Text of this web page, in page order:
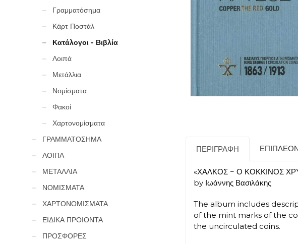
ΠΕΡΙΓΡΑΦΉ
«ΧΑΛΚΟΣ − Ο ΚΟΚΚΙΝΟΣ
by Ιωάννης Βασιλάκης
The album includes
of the mint marks of the
the uncirculated coins.
Γραμματόσημα
Κάρτ Ποστάλ
Κατάλογοι - Βιβλία
Λοιπά
Μετάλλια
Νομίσματα
Φακοί
Χαρτονομίσματα
ΓΡΑΜΜΑΤΟΣΗΜΑ
ΛΟΙΠΑ
ΜΕΤΑΛΛΙΑ
ΝΟΜΙΣΜΑΤΑ
ΧΑΡΤΟΝΟΜΙΣΜΑΤΑ
ΕΙΔΙΚΑ ΠΡΟΙΟΝΤΑ
ΠΡΟΣΦΟΡΕΣ